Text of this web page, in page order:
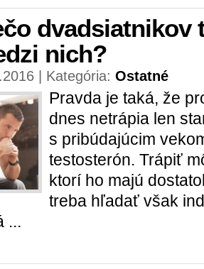
dvadsiatnikov
nich?
| Kategória: Ostatné
Pravda je taká, že
dnes netrápia len
s pribúdajúcim
testosterón. Trápiť
ktorí ho majú
treba hľadať však
...